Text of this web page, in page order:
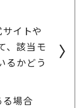
イトや
、該当モ
るかどう
場合
〉